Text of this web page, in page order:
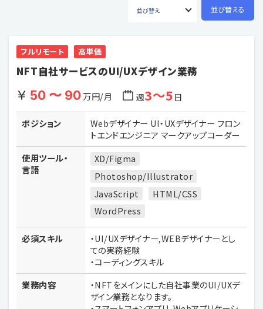
フルリモート 高単価
NFT自社サービスのUI/UXデザイン業務
50 〜 90万円/月 週3〜5日
ポジション
Webデザイナー UI・UXデザイナー フロン
トエンドエンジニア マークアップコーダー
使用ツール・
言語
XD/Figma
Photoshop/Illustrator
JavaScript
HTML/CSS
WordPress
必須スキル
・UI/UXデザイナー,WEBデザイナーとし
ての実務経験
・コーディングスキル
業務内容
・NFTをメインにした自社事業のUI/UXデ
ザイン業務となります。